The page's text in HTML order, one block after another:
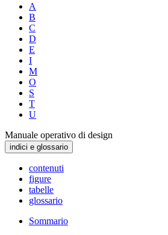
A
B
C
D
E
I
M
O
S
T
U
Manuale operativo di design
indici e glossario
contenuti
figure
tabelle
glossario
Sommario